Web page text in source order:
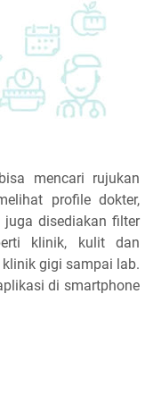
mencari rujukan
profile dokter,
disediakan filter
klinik, kulit dan
gigi sampai lab.
di smartphone